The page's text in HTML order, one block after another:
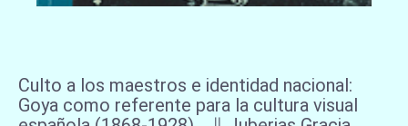
Culto a los maestros e identidad nacional:
Goya como referente para la cultura visual